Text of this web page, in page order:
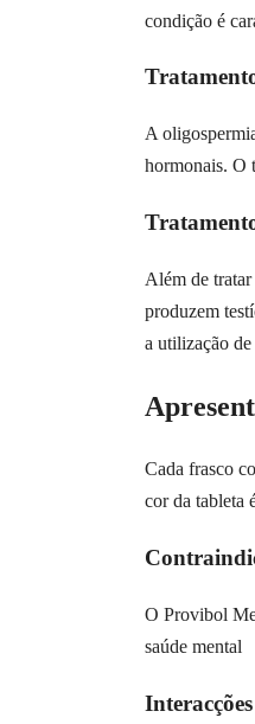
condição é
A
hormonais. O
Além de
produzem
a utilização
Cada frasco
cor da tableta
O Provibol
saúde mental
Interacções